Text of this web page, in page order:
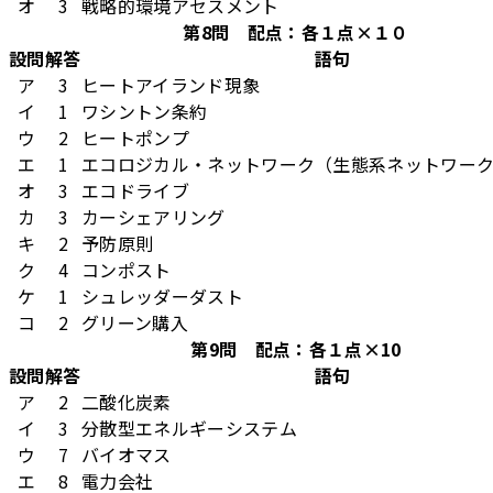
第8問 配点：各１点×１０
設問解答
語句
ア
3
ヒートアイランド現象
イ
1
ワシントン条約
ウ
2
ヒートポンプ
エ
1
エコロジカル・ネットワーク（生態系ネットワー
オ
3 エコドライブ
カ
3
カーシェアリング
キ
2 予防原則
ク
4 コンポスト
ケ
1
シュレッダーダスト
コ
2 グリーン購入
第9問 配点：各１点×10
設問解答
語句
ア
2 二酸化炭素
イ
3 分散型エネルギーシステム
ウ
7 バイオマス
エ
8 電力会社